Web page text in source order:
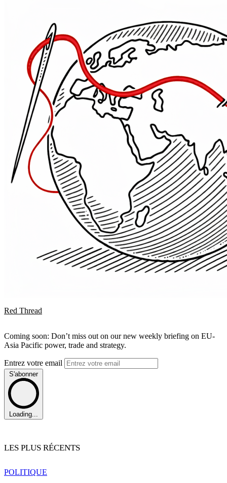
Red Thread
Coming soon: Don’t miss out on our new weekly briefing on EU-
Asia Pacific power, trade and strategy.
Entrez votre email
S'abonner
Loading...
LES PLUS RÉCENTS
POLITIQUE